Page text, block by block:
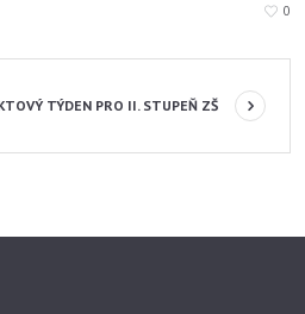
0
TÝDEN PRO II. STUPEŇ ZŠ